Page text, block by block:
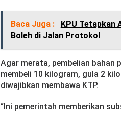
Baca Juga :
KPU Tetapkan
Boleh di Jalan Protokol
Agar merata, pembelian bahan
membeli 10 kilogram, gula 2
diwajibkan membawa KTP.
“Ini pemerintah memberikan